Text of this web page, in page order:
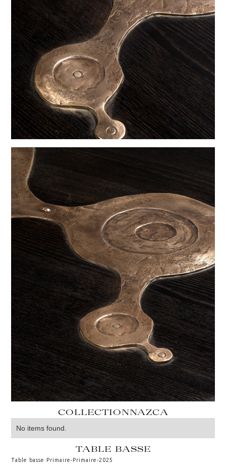
COLLECTIONNAZCA
No items found.
TABLE BASSE
Table basse Primaire-Primaire-2025